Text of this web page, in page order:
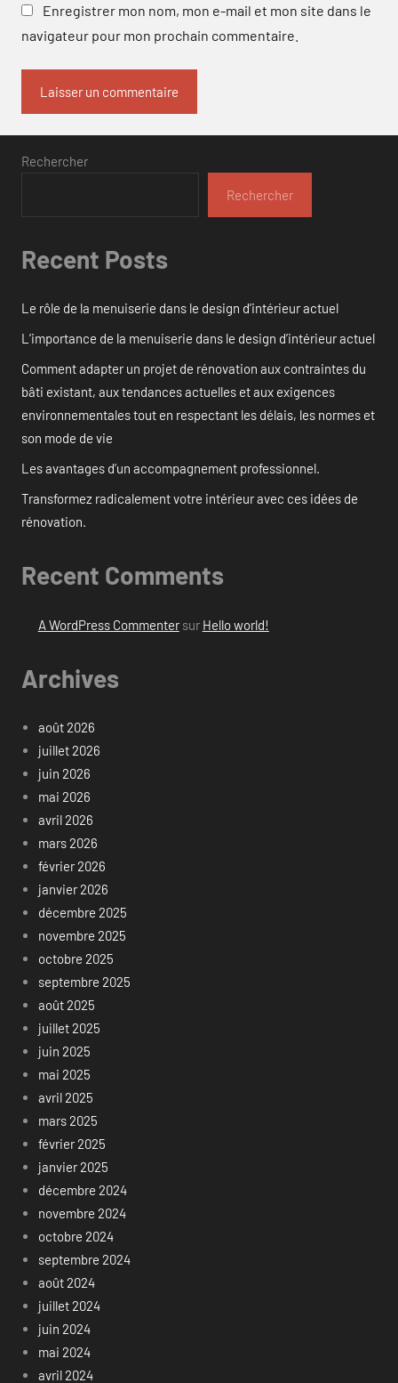
Enregistrer mon nom, mon e-mail et mon site dans le
navigateur pour mon prochain commentaire.
Rechercher
Rechercher
Recent Posts
Le rôle de la menuiserie dans le design d’intérieur actuel
L’importance de la menuiserie dans le design d’intérieur actuel
Comment adapter un projet de rénovation aux contraintes du
bâti existant, aux tendances actuelles et aux exigences
environnementales tout en respectant les délais, les normes et
son mode de vie
Les avantages d’un accompagnement professionnel.
Transformez radicalement votre intérieur avec ces idées de
rénovation.
Recent Comments
A WordPress Commentersur Hello world!
Archives
août 2026
juillet 2026
juin 2026
mai 2026
avril 2026
mars 2026
février 2026
janvier 2026
décembre 2025
novembre 2025
octobre 2025
septembre 2025
août 2025
juillet 2025
juin 2025
mai 2025
avril 2025
mars 2025
février 2025
janvier 2025
décembre 2024
novembre 2024
octobre 2024
septembre 2024
août 2024
juillet 2024
juin 2024
mai 2024
avril 2024